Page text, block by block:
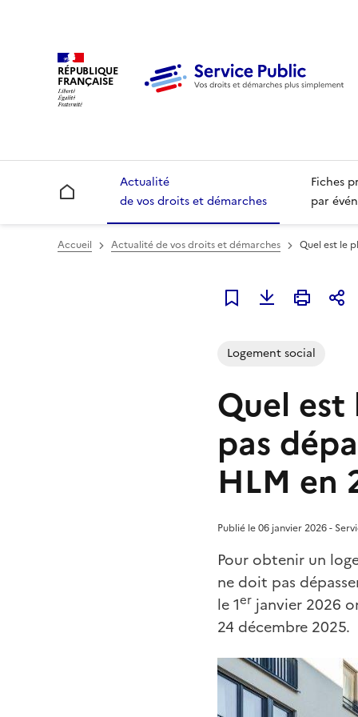
RÉPUBLIQUE
FRANÇAISE
Accueil
Actualité
de vos droits et démarches
Fiches
par
Accueil Actualité de vos droits et démarches Quel est le
Ajouter à mes alertes
Logement social
Quel est
pas
HLM en
Publié le 06 janvier 2026 -
Pour obtenir un
ne doit pas
le 1er janvier 2026
24 décembre 2025.